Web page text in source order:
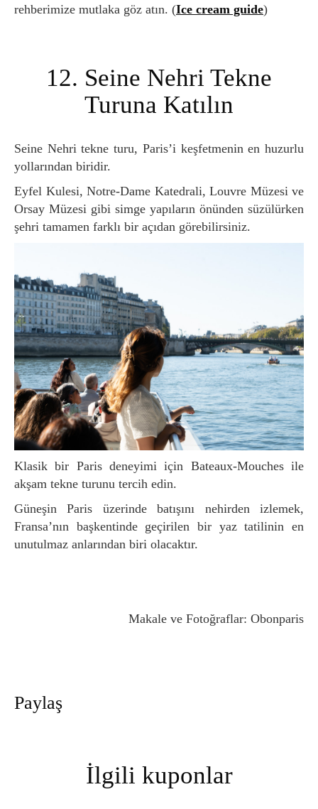
rehberimize mutlaka göz atın. (Ice cream guide)
12. Seine Nehri Tekne
Turuna Katılın
Seine Nehri tekne turu, Paris’i keşfetmenin en huzurlu
yollarından biridir.
Eyfel Kulesi, Notre-Dame Katedrali, Louvre Müzesi ve
Orsay Müzesi gibi simge yapıların önünden süzülürken
şehri tamamen farklı bir açıdan görebilirsiniz.
Klasik bir Paris deneyimi için Bateaux-Mouches ile
akşam tekne turunu tercih edin.
Güneşin Paris üzerinde batışını nehirden izlemek,
Fransa’nın başkentinde geçirilen bir yaz tatilinin en
unutulmaz anlarından biri olacaktır.
Makale ve Fotoğraflar: Obonparis
Paylaş
İlgili kuponlar